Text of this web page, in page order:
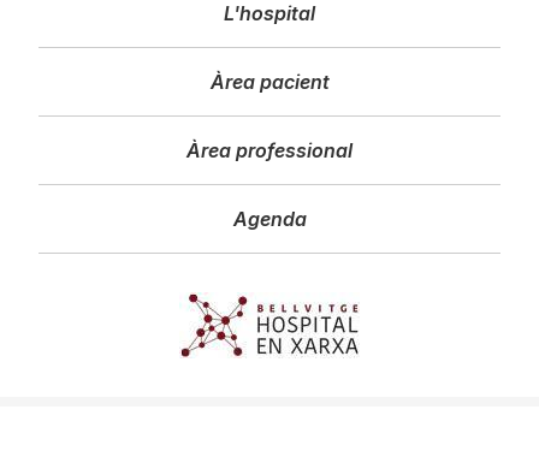
principal
L'hospital
Àrea pacient
Àrea professional
Agenda